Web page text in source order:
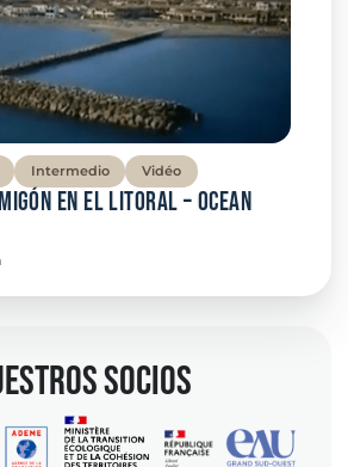
Intermedio Vidéo
en el litoral – Ocean
de lecture:
socios